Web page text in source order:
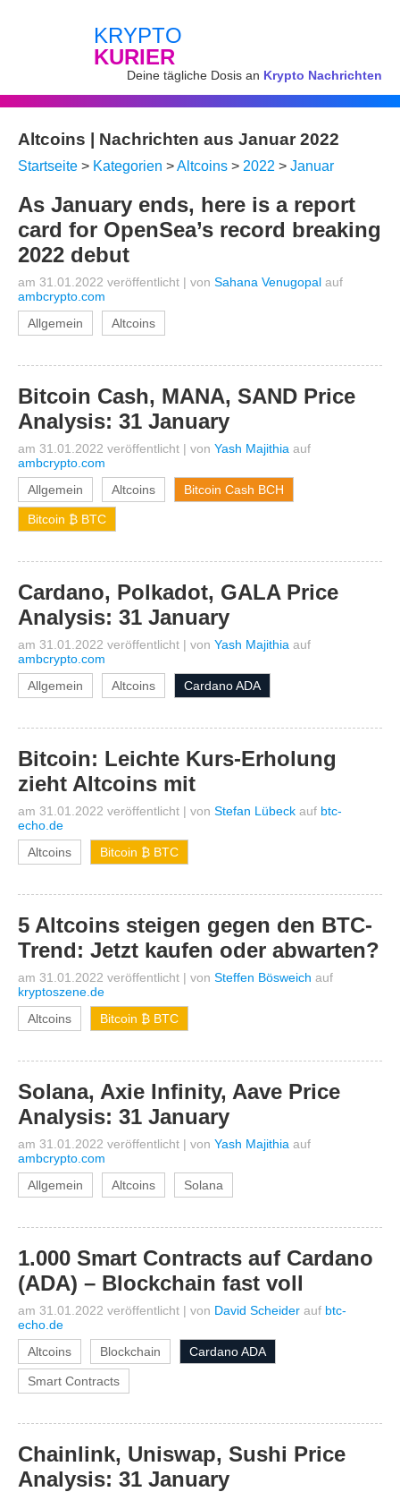
KRYPTO
KURIER
Deine tägliche Dosis an Krypto Nachrichten
Altcoins | Nachrichten aus Januar 2022
Startseite > Kategorien >Altcoins > 2022 > Januar
As January ends, here is a report
card for OpenSea’s record breaking
2022 debut
am 31.01.2022 veröffentlicht | von Sahana Venugopal auf
ambcrypto.com
Allgemein
Altcoins
Bitcoin Cash, MANA, SAND Price
Analysis: 31 January
am 31.01.2022 veröffentlicht | von Yash Majithia auf
ambcrypto.com
Allgemein
Altcoins Bitcoin Cash BCH
Bitcoin ₿ BTC
Cardano, Polkadot, GALA Price
Analysis: 31 January
am 31.01.2022 veröffentlicht | von Yash Majithia auf
ambcrypto.com
Allgemein
Altcoins Cardano ADA
Bitcoin: Leichte Kurs-Erholung
zieht Altcoins mit
am 31.01.2022 veröffentlicht | von Stefan Lübeck auf btc-
echo.de
Altcoins
Bitcoin ₿ BTC
5 Altcoins steigen gegen den BTC-
Trend: Jetzt kaufen oder abwarten?
am 31.01.2022 veröffentlicht | von Steffen Bösweich auf
kryptoszene.de
Altcoins
Bitcoin ₿ BTC
Solana, Axie Infinity, Aave Price
Analysis: 31 January
am 31.01.2022 veröffentlicht | von Yash Majithia auf
ambcrypto.com
Allgemein
Altcoins Solana
1.000 Smart Contracts auf Cardano
(ADA) – Blockchain fast voll
am 31.01.2022 veröffentlicht | von David Scheider auf btc-
echo.de
Altcoins
Blockchain Cardano ADA
Smart Contracts
Chainlink, Uniswap, Sushi Price
Analysis: 31 January